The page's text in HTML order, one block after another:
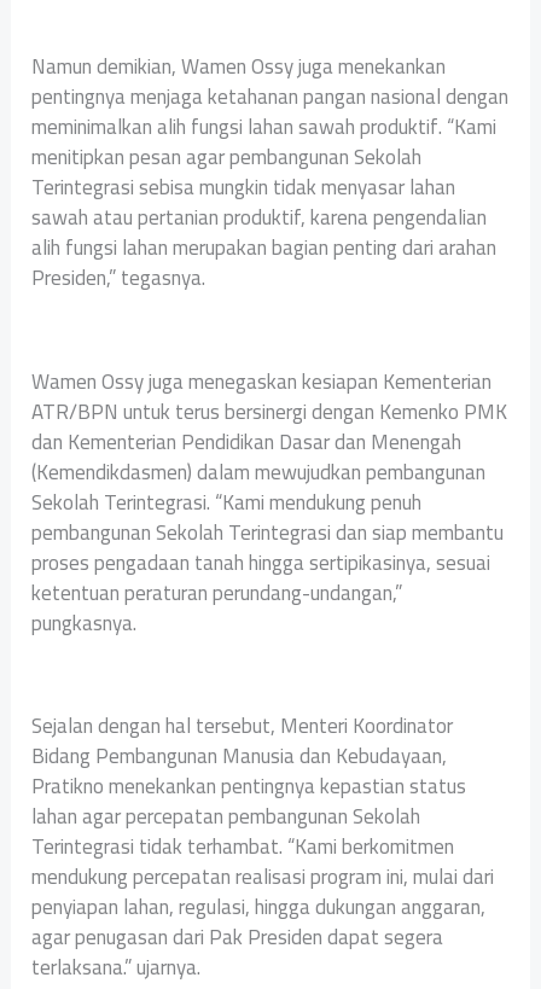
Namun demikian, Wamen Ossy juga menekankan
pentingnya menjaga ketahanan pangan nasional dengan
meminimalkan alih fungsi lahan sawah produktif. “Kami
menitipkan pesan agar pembangunan Sekolah
Terintegrasi sebisa mungkin tidak menyasar lahan
sawah atau pertanian produktif, karena pengendalian
alih fungsi lahan merupakan bagian penting dari arahan
Presiden,” tegasnya.
Wamen Ossy juga menegaskan kesiapan Kementerian
ATR/BPN untuk terus bersinergi dengan Kemenko PMK
dan Kementerian Pendidikan Dasar dan Menengah
(Kemendikdasmen) dalam mewujudkan pembangunan
Sekolah Terintegrasi. “Kami mendukung penuh
pembangunan Sekolah Terintegrasi dan siap membantu
proses pengadaan tanah hingga sertipikasinya, sesuai
ketentuan peraturan perundang-undangan,”
pungkasnya.
Sejalan dengan hal tersebut, Menteri Koordinator
Bidang Pembangunan Manusia dan Kebudayaan,
Pratikno menekankan pentingnya kepastian status
lahan agar percepatan pembangunan Sekolah
Terintegrasi tidak terhambat. “Kami berkomitmen
mendukung percepatan realisasi program ini, mulai dari
penyiapan lahan, regulasi, hingga dukungan anggaran,
agar penugasan dari Pak Presiden dapat segera
terlaksana.” ujarnya.